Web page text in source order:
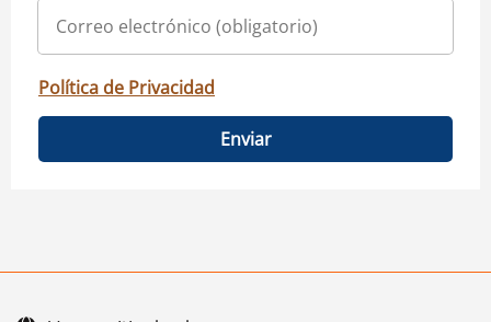
Política de Privacidad
Enviar